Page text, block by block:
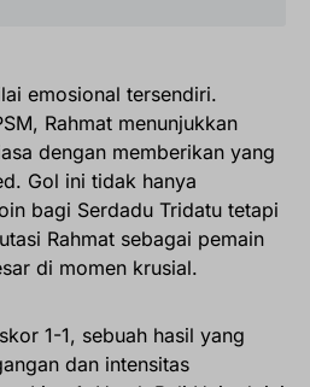
emosional tersendiri.
Rahmat menunjukkan
dengan memberikan yang
Gol ini tidak hanya
bagi Serdadu Tridatu tetapi
Rahmat sebagai pemain
di momen krusial.
1-1, sebuah hasil yang
dan intensitas